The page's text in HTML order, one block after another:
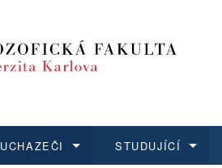
UCHAZEČI STUDUJÍCÍ